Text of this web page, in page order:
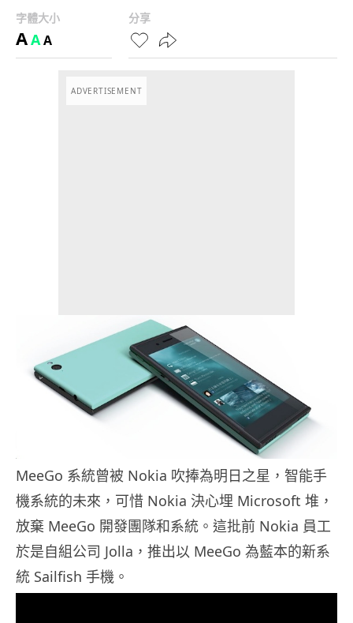
字體大小
AAA
分享
ADVERTISEMENT
MeeGo 系統曾被 Nokia 吹捧為明日之星，智能手
機系統的未來，可惜 Nokia 決心埋 Microsoft 堆，
放棄 MeeGo 開發團隊和系統。這批前 Nokia 員工
於是自組公司 Jolla，推出以 MeeGo 為藍本的新系
統 Sailfish 手機。